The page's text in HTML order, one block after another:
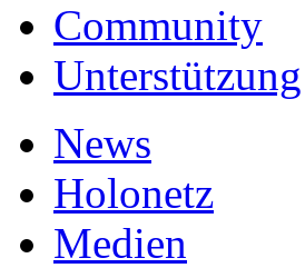
Community
Unterstützung
News
Holonetz
Medien